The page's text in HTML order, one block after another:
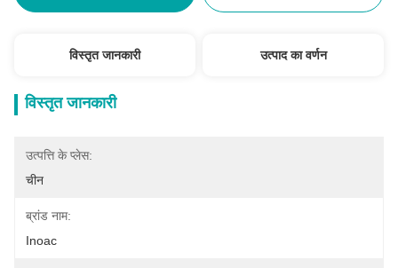
विस्तृत जानकारी उत्पाद का वर्णन
विस्तृत जानकारी
उत्पत्ति के प्लेस:
चीन
ब्रांड नाम:
Inoac